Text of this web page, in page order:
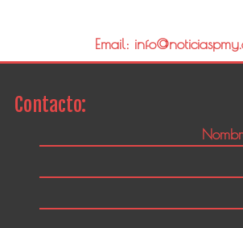
Email:
Contacto: